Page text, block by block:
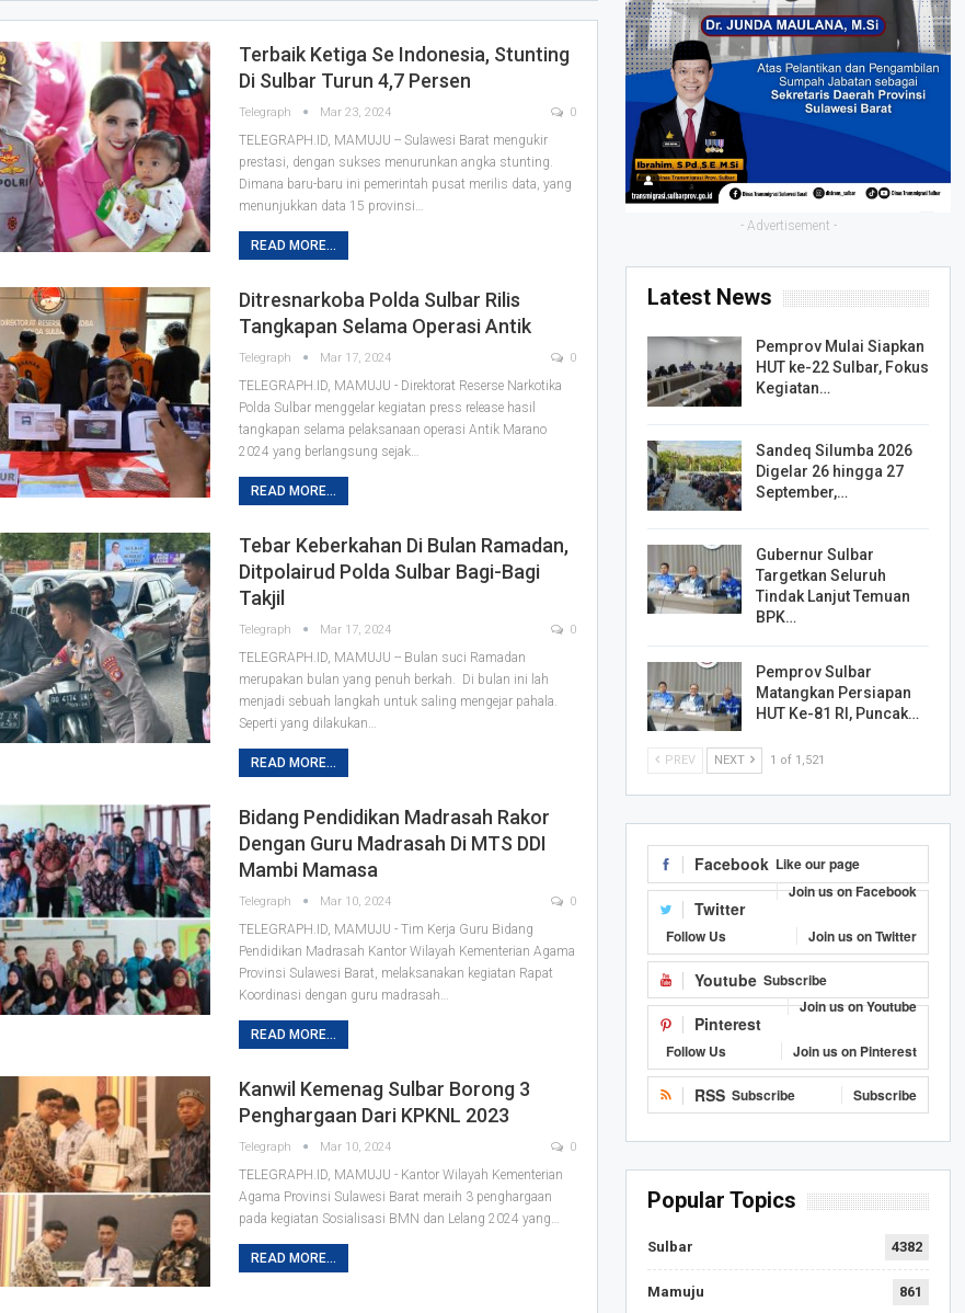
Terbaik Ketiga Se Indonesia, Stunting
Di Sulbar Turun 4,7 Persen
Telegraph Mar 23, 2024 0
TELEGRAPH.ID, MAMUJU -- Sulawesi Barat mengukir
prestasi, dengan sukses menurunkan angka stunting.
Dimana baru-baru ini pemerintah pusat merilis data, yang
menunjukkan data 15 provinsi…
READ MORE...
Ditresnarkoba Polda Sulbar Rilis
Tangkapan Selama Operasi Antik
Telegraph Mar 17, 2024 0
TELEGRAPH.ID, MAMUJU - Direktorat Reserse Narkotika
Polda Sulbar menggelar kegiatan press release hasil
tangkapan selama pelaksanaan operasi Antik Marano
2024 yang berlangsung sejak…
READ MORE...
Tebar Keberkahan Di Bulan Ramadan,
Ditpolairud Polda Sulbar Bagi-Bagi
Takjil
Telegraph Mar 17, 2024 0
TELEGRAPH.ID, MAMUJU -- Bulan suci Ramadan
merupakan bulan yang penuh berkah. Di bulan ini lah
menjadi sebuah langkah untuk saling mengejar pahala.
Seperti yang dilakukan…
READ MORE...
Bidang Pendidikan Madrasah Rakor
Dengan Guru Madrasah Di MTS DDI
Mambi Mamasa
Telegraph Mar 10, 2024 0
TELEGRAPH.ID, MAMUJU - Tim Kerja Guru Bidang
Pendidikan Madrasah Kantor Wilayah Kementerian Agama
Provinsi Sulawesi Barat, melaksanakan kegiatan Rapat
Koordinasi dengan guru madrasah…
READ MORE...
Kanwil Kemenag Sulbar Borong 3
Penghargaan Dari KPKNL 2023
Telegraph Mar 10, 2024 0
TELEGRAPH.ID, MAMUJU - Kantor Wilayah Kementerian
Agama Provinsi Sulawesi Barat meraih 3 penghargaan
pada kegiatan​​​​​​ Sosialisasi BMN​​​​​​​ dan​​​​​​​​​​​​​​ Lelang 2024 yang…
READ MORE...
- Advertisement -
Latest News
Pemprov Mulai Siapkan
HUT ke-22 Sulbar, Fokus
Kegiatan…
Sandeq Silumba 2026
Digelar 26 hingga 27
September,…
Gubernur Sulbar
Targetkan Seluruh
Tindak Lanjut Temuan
BPK…
Pemprov Sulbar
Matangkan Persiapan
HUT Ke-81 RI, Puncak…
PREV NEXT 1 of 1,521
Facebook Like our page
Join us on Facebook
Twitter
Follow Us Join us on Twitter
Youtube Subscribe
Join us on Youtube
Pinterest
Follow Us Join us on Pinterest
RSS Subscribe Subscribe
Popular Topics
Sulbar 4382
Mamuju 861